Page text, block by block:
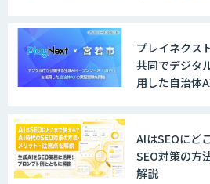
LINE WORKS
Explaza 生成AI
GENIEE SFA/CRM
プレイネクス
共同でデジタ
用した自治体
AIはSEOにど
SEO対策の方
解説